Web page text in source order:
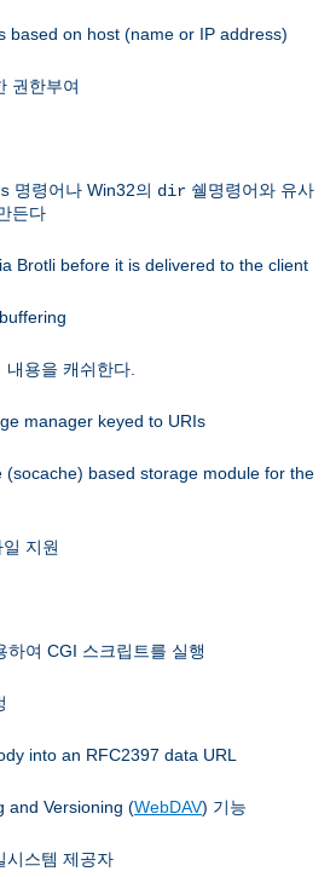
based on host (name or IP address)
권한부여
명령어나 Win32의 dir 쉘명령어와 유사
든다
Brotli before it is delivered to the client
내용을 캐쉬한다.
manager keyed to URIs
(socache) based storage module for the
지원
하여 CGI 스크립트를 실행
into an RFC2397 data URL
and Versioning (WebDAV) 기능
시스템 제공자